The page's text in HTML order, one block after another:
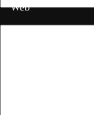
Web